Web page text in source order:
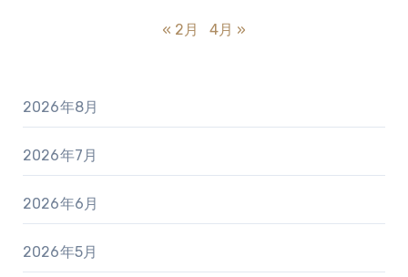
« 2月 4月 »
2026年8月
2026年7月
2026年6月
2026年5月